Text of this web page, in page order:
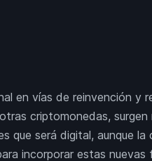
en vías de reinvención y
criptomonedas, surgen
que será digital, aunque
incorporar estas nuevas